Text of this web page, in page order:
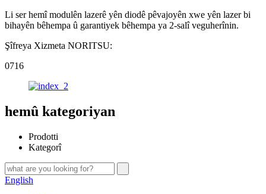
Li ser hemî modulên lazerê yên diodê pêvajoyên xwe yên lazer bi
bihayên bêhempa û garantiyek bêhempa ya 2-salî veguherînin.
Şîfreya Xizmeta NORITSU:
0716
hemû kategoriyan
Prodotti
Kategorî
English